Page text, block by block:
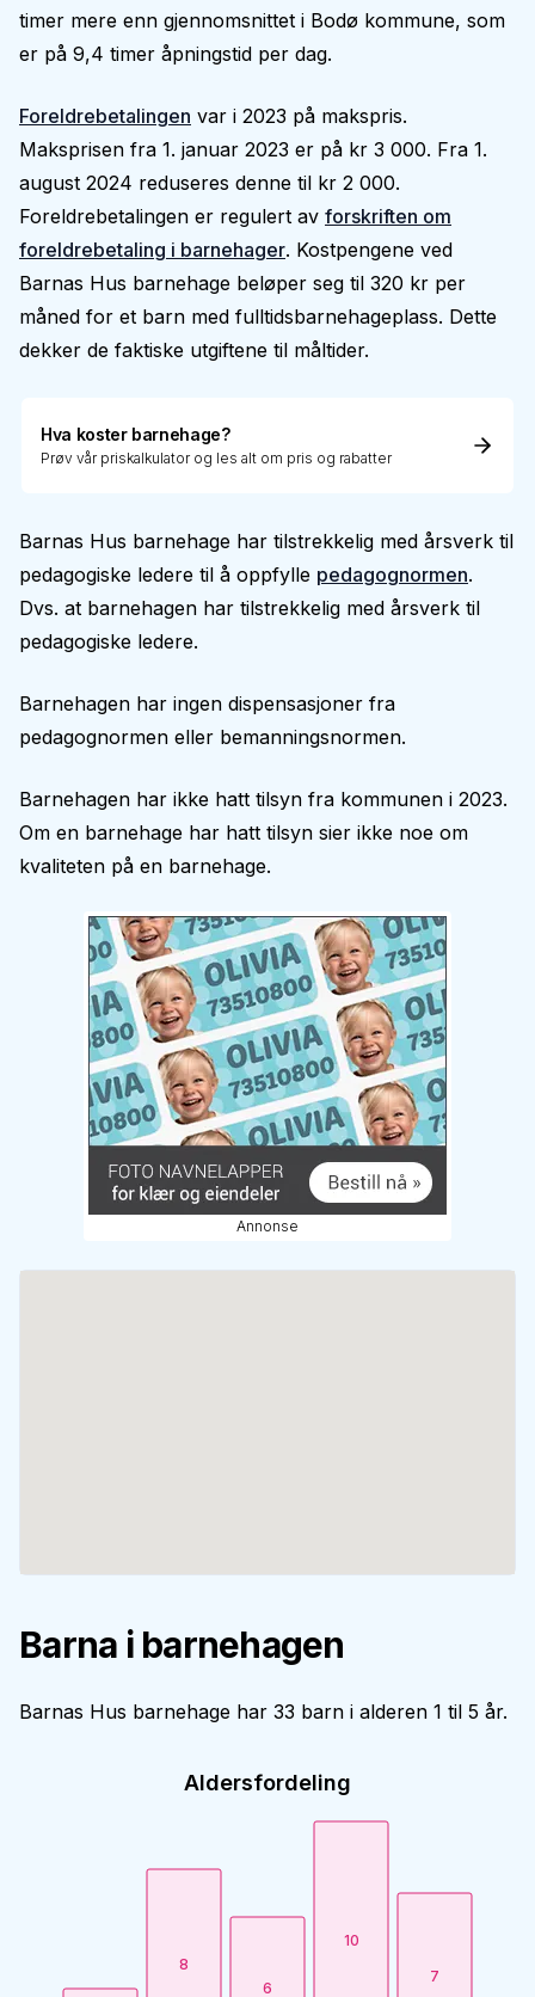
timer mere enn gjennomsnittet i Bodø kommune, som
er på 9,4 timer åpningstid per dag.
Foreldrebetalingen var i 2023 på makspris.
Maksprisen fra 1. januar 2023 er på kr 3 000. Fra 1.
august 2024 reduseres denne til kr 2 000.
Foreldrebetalingen er regulert av forskriften om
foreldrebetaling i barnehager. Kostpengene ved
Barnas Hus barnehage beløper seg til 320 kr per
måned for et barn med fulltidsbarnehageplass. Dette
dekker de faktiske utgiftene til måltider.
Hva koster barnehage?
Prøv vår priskalkulator og les alt om pris og rabatter
Barnas Hus barnehage har tilstrekkelig med årsverk til
pedagogiske ledere til å oppfylle pedagognormen.
Dvs. at barnehagen har tilstrekkelig med årsverk til
pedagogiske ledere.
Barnehagen har ingen dispensasjoner fra
pedagognormen eller bemanningsnormen.
Barnehagen har ikke hatt tilsyn fra kommunen i 2023.
Om en barnehage har hatt tilsyn sier ikke noe om
kvaliteten på en barnehage.
Annonse
Barna i barnehagen
Barnas Hus barnehage har 33 barn i alderen 1 til 5 år.
Aldersfordeling
8
6
10
7